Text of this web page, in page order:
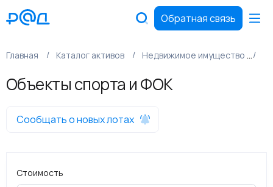
Обратная связь
Главная Каталог активов Недвижимое имущество
Объекты спорта и ФОК
Сообщать о новых лотах
Стоимость